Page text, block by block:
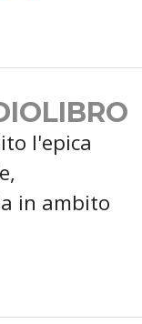
l'epica
in ambito